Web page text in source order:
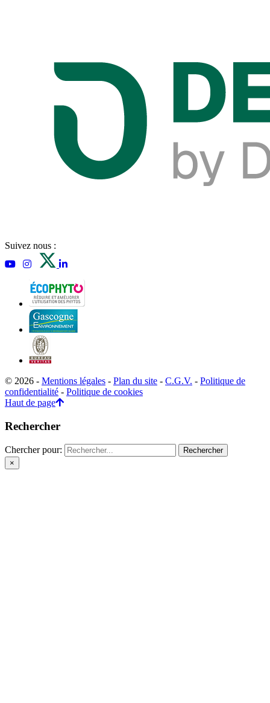
Suivez nous :
© 2026 - Mentions légales - Plan du site - C.G.V. - Politique de
confidentialité - Politique de cookies
Haut de page
Rechercher
Chercher pour:
×